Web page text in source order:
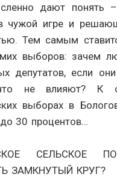
дают понять
чужой игре и
Тем самым
выборов: зачем
депутатов, если
не влияют? К
выборах в
30 процентов…
СЕЛЬСКОЕ
ЗАМКНУТЫЙ КРУГ?